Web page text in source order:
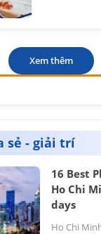
Xem thêm
sẻ - giải trí
16 Best
Ho Chi
days
Ho Chi